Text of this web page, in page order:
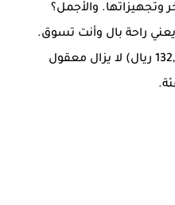
وتجهيزاتها. والأجمل؟
150 ألف كم! يعني راحة بال وأنت تسوق.
السعر النهائي للفئة العليا (132,900 ريال) لا يزال معقول